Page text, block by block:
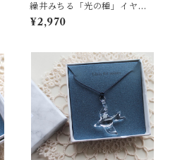
繰井みちる「光の種」イヤリ
ング
¥2,970